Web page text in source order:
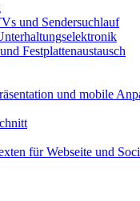
und Sendersuchlauf
Festplattenaustausch
und mobile
für Webseite und